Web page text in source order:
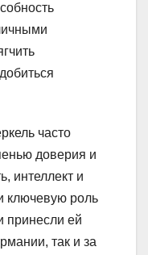
часто
доверия и
интеллект и
ключевую роль
принесли ей
так и за